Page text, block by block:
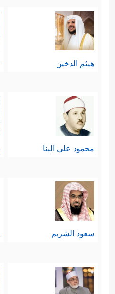
هيثم الدخين
محمود علي البنا
سعود الشريم